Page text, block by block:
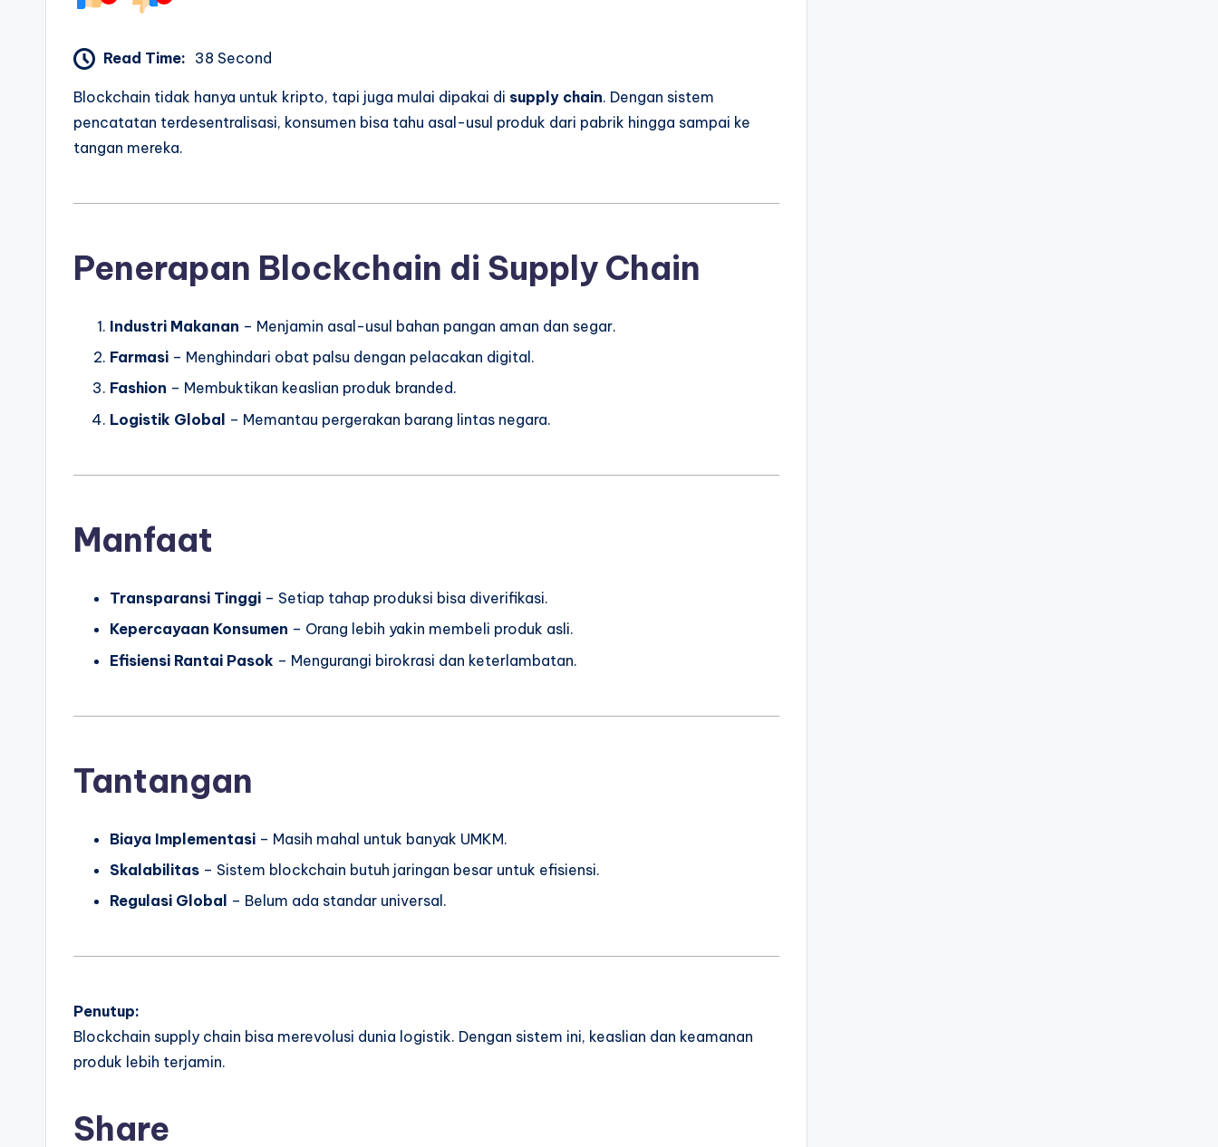
Read Time: 38 Second
Blockchain tidak hanya untuk kripto, tapi juga mulai dipakai di supply chain. Dengan sistem
pencatatan terdesentralisasi, konsumen bisa tahu asal-usul produk dari pabrik hingga sampai ke
tangan mereka.
Penerapan Blockchain di Supply Chain
Industri Makanan – Menjamin asal-usul bahan pangan aman dan segar.
Farmasi – Menghindari obat palsu dengan pelacakan digital.
Fashion – Membuktikan keaslian produk branded.
Logistik Global – Memantau pergerakan barang lintas negara.
Manfaat
Transparansi Tinggi – Setiap tahap produksi bisa diverifikasi.
Kepercayaan Konsumen – Orang lebih yakin membeli produk asli.
Efisiensi Rantai Pasok – Mengurangi birokrasi dan keterlambatan.
Tantangan
Biaya Implementasi – Masih mahal untuk banyak UMKM.
Skalabilitas – Sistem blockchain butuh jaringan besar untuk efisiensi.
Regulasi Global – Belum ada standar universal.
Penutup:
Blockchain supply chain bisa merevolusi dunia logistik. Dengan sistem ini, keaslian dan keamanan
produk lebih terjamin.
Share